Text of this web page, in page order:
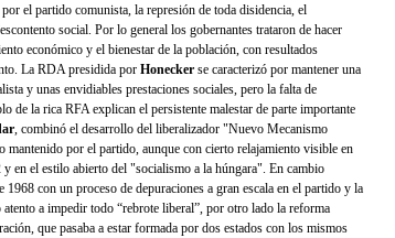
el partido comunista, la represión de toda disidencia, el
social. Por lo general los gobernantes trataron de hacer
económico y el bienestar de la población, con resultados
La RDA presidida por Honecker se caracterizó por mantener una
y unas envidiables prestaciones sociales, pero la falta de
de la rica RFA explican el persistente malestar de parte importante
, combinó el desarrollo del liberalizador "Nuevo Mecanismo
mantenido por el partido, aunque con cierto relajamiento visible en
en el estilo abierto del "socialismo a la húngara". En cambio
con un proceso de depuraciones a gran escala en el partido y la
a impedir todo “rebrote liberal”, por otro lado la reforma
que pasaba a estar formada por dos estados con los mis­mos